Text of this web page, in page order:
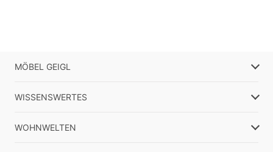
MÖBEL GEIGL
WISSENSWERTES
WOHNWELTEN